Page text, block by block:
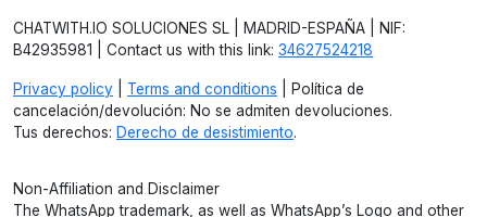
CHATWITH.IO SOLUCIONES SL | MADRID-ESPAÑA | NIF:
B42935981 | Contact us with this link: 34627524218
Privacy policy Terms and conditions | Política de
cancelación/devolución: No se admiten devoluciones.
Tus derechos: Derecho de desistimiento.
Non-Affiliation and Disclaimer
The WhatsApp trademark, as well as WhatsApp’s Logo and other